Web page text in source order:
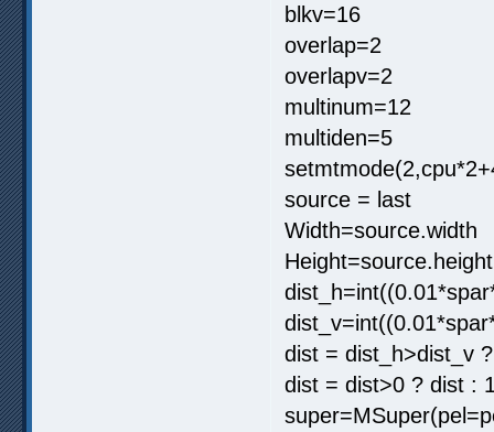
blkv=16
overlap=2
overlapv=2
multinum=12
multiden=5
source = last
Width=source.width
Height=source.height
dist = dist_h>dist_v
dist = dist>0 ? dist :